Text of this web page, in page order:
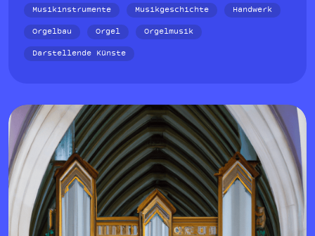
Musikinstrumente Musikgeschichte
Handwerk
Orgelbau
Orgel
Orgelmusik
Darstellende Künste